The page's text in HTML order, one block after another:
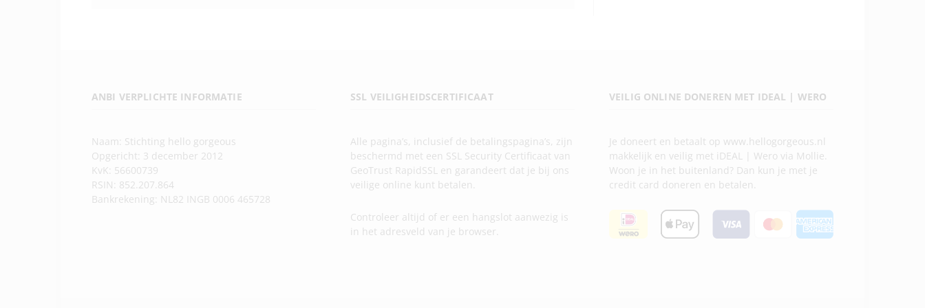
ANBI VERPLICHTE INFORMATIE
Naam: Stichting hello gorgeous
Opgericht: 3 december 2012
KvK: 56600739
RSIN: 852.207.864
Bankrekening: NL82 INGB 0006 465728
SSL VEILIGHEIDSCERTIFICAAT
Alle pagina’s, inclusief de betalingspagina’s, zijn
beschermd met een SSL Security Certificaat van
GeoTrust RapidSSL en garandeert dat je bij ons
veilige online kunt betalen.
Controleer altijd of er een hangslot aanwezig is
in het adresveld van je browser.
VEILIG ONLINE DONEREN MET IDEAL | WERO
Je doneert en betaalt op www.hellogorgeous.nl
makkelijk en veilig met iDEAL | Wero via Mollie.
Woon je in het buitenland? Dan kun je met je
credit card doneren en betalen.